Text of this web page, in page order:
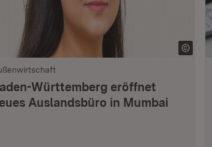
Württemberg eröffnet
Auslandsbüro in Mumbai